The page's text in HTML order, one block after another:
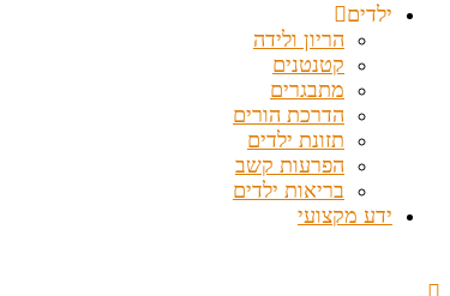
ילדים
הריון ולידה
קטנטנים
מתבגרים
הדרכת הורים
תזונת ילדים
הפרעות קשב
בריאות ילדים
ידע מקצועי